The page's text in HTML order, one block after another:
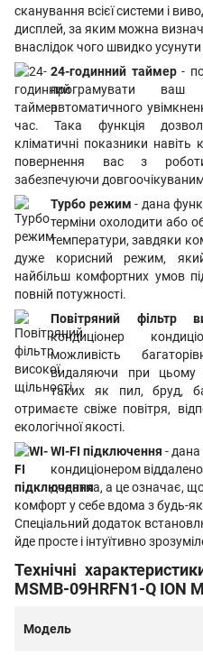
сканування всієї системи і
дисплей, за яким можна
внаслідок чого швидко
24-годинний таймер-
програмувати
автоматичного
час. Така функція
кліматичні показники
повернення вас з роботи
забезпечуючи
Турбо режим - дана
терміни охолодити або
температури, завдяки
дуже корисний режим,
найбільш комфортних умов
повній потужності.
Повітряний фільтр
кондиціонер
можливість
видаляючи при цьому
таких як пил, бруд,
отримаєте свіже повітря,
екологічної якості.
WI-FI підключення - дана
кондиціонером
додатка, а це означає,
комфорт у себе вдома з будь-
Спеціальний додаток
йде просте і інтуїтивно
Технічні
MSMB-09HRFN1-Q ION
Модель